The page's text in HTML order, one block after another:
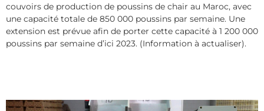
couvoirs de production de poussins de chair au Maroc, avec
une capacité totale de 850 000 poussins par semaine. Une
extension est prévue afin de porter cette capacité à 1 200 000
poussins par semaine d’ici 2023. (Information à actualiser).